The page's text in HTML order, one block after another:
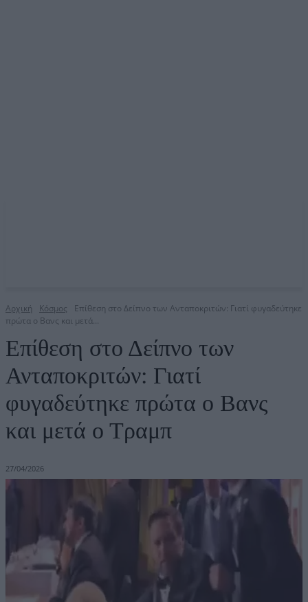
Αρχική Κόσμος
Επίθεση στο Δείπνο των Ανταποκριτών: Γιατί φυγαδεύτηκε
πρώτα ο Βανς και μετά...
Επίθεση στο Δείπνο των
Ανταποκριτών: Γιατί
φυγαδεύτηκε πρώτα ο Βανς
και μετά ο Τραμπ
27/04/2026